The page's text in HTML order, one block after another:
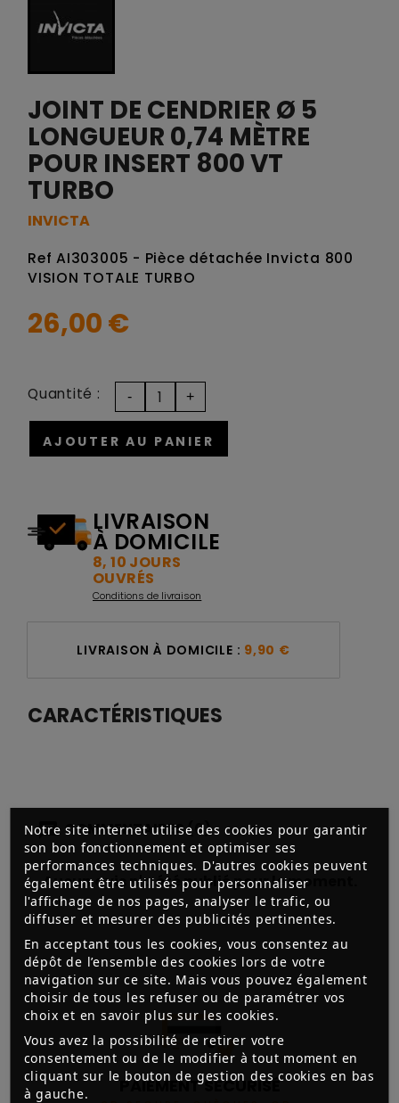
Notre site internet utilise des cookies pour garantir
son bon fonctionnement et optimiser ses
performances techniques. D'autres cookies peuvent
également être utilisés pour personnaliser
l'affichage de nos pages, analyser le trafic, ou
diffuser et mesurer des publicités pertinentes.
En acceptant tous les cookies, vous consentez au
dépôt de l’ensemble des cookies lors de votre
navigation sur ce site. Mais vous pouvez également
choisir de tous les refuser ou de paramétrer vos
choix et en savoir plus sur les cookies.
Vous avez la possibilité de retirer votre
consentement ou de le modifier à tout moment en
cliquant sur le bouton de gestion des cookies en bas
à gauche.
JOINT DE CENDRIER Ø 5
LONGUEUR 0,74 MÈTRE
POUR INSERT 800 VT
TURBO
INVICTA
Ref AI303005 - Pièce détachée Invicta 800
VISION TOTALE TURBO
26,00 €
AJOUTER AU PANIER
Quantité :
LIVRAISON
À DOMICILE
8, 10 JOURS
OUVRÉS
Conditions de livraison
LIVRAISON À DOMICILE : 9,90 €
CARACTÉRISTIQUES
COMMENTAIRES (0)
Aucun avis n'a été publié pour le moment.
PAIEMENT SÉCURISÉ